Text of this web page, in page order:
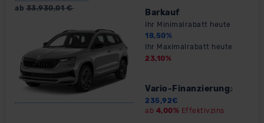
außerhalb der EU zu übermitteln oder dort verarbeiten zu
lassen. Soweit eine Übermittlung in ein Land außerhalb
der EU erfolgt, erfolgt dies ausschließlich auf der
Grundlage eines Angemessenheitsbeschlusses der EU-
Kommission (Art. 45 Abs. 1 DSGVO), von
Standarddatenschutzklauseln (Art. 46 Abs. 2 lit. c
DSGVO) oder wenn Sie hierzu Ihre Einwilligung freiwillig
erteilen. Nähere Informationen zu den bestehenden
Datenschutzklauseln können Sie über den Kontakt zu
ab 33.930,01€ Barkauf
Ihr Minimalrabatt heute
18,50%
Ihr Maximalrabatt heute
23,10%
Vario-Finanzierung2
235,92€
ab 4,00% Effektivzins